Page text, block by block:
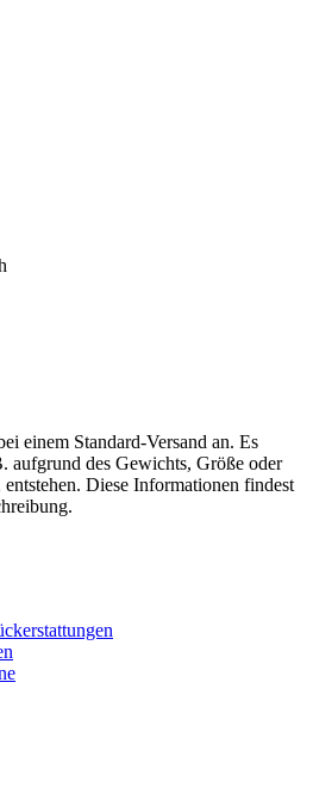
einem Standard-Versand an. Es
aufgrund des Gewichts, Größe oder
Diese Informationen findest